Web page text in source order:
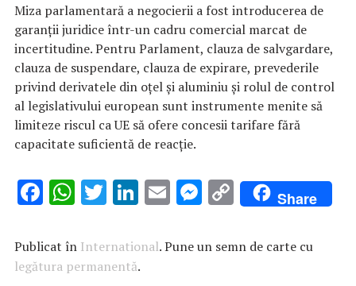
Miza parlamentară a negocierii a fost introducerea de
garanții juridice într-un cadru comercial marcat de
incertitudine. Pentru Parlament, clauza de salvgardare,
clauza de suspendare, clauza de expirare, prevederile
privind derivatele din oțel și aluminiu și rolul de control
al legislativului european sunt instrumente menite să
limiteze riscul ca UE să ofere concesii tarifare fără
capacitate suficientă de reacție.
F
e
b
W
at
s
T
it
te
Li
k
e
E
ai
M
se
C
o
p
Share
Publicat în International. Pune un semn de carte cu
legătura permanentă.